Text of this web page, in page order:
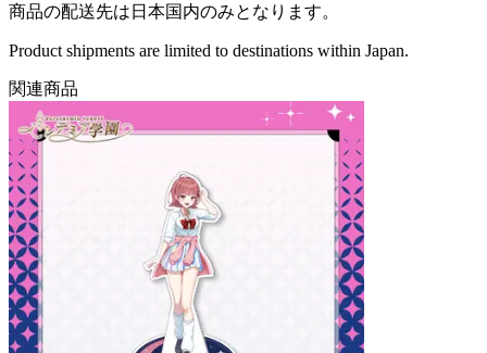
商品の配送先は日本国内のみとなります。
Product shipments are limited to destinations within Japan.
関連商品